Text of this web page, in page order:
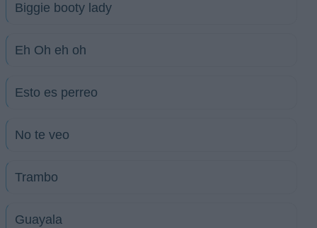
Biggie booty lady
Eh Oh eh oh
Esto es perreo
No te veo
Trambo
Guayala